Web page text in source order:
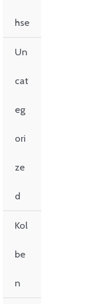
hse
Un
cat
eg
ori
ze
d
Kol
be
n